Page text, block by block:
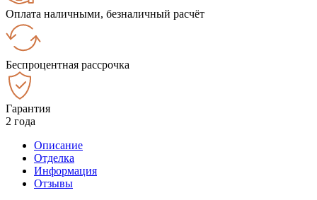
Оплата наличными, безналичный расчёт
Беспроцентная рассрочка
Гарантия
2 года
Описание
Отделка
Информация
Отзывы